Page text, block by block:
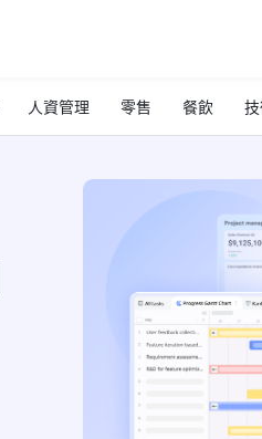
人資管理 零售 餐飲